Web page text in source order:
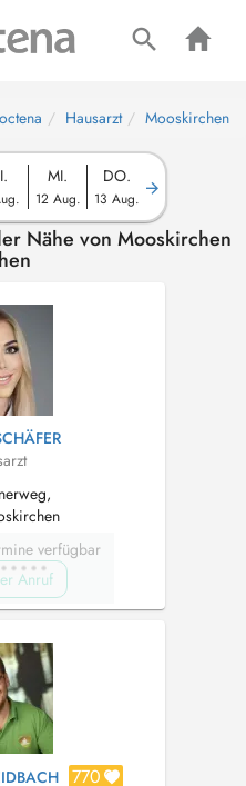
Hausarzt Mooskirchen
MI.
12 Aug.
DO.
13 Aug.
Nähe von Mooskirchen
verfügbar
Anruf
770